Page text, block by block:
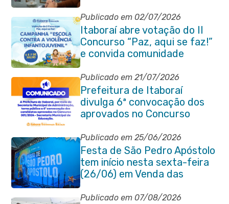
Publicado em 02/07/2026
Itaboraí abre votação do II
Concurso “Paz, aqui se faz!”
e convida comunidade
Publicado em 21/07/2026
Prefeitura de Itaboraí
divulga 6ª convocação dos
aprovados no Concurso
Educação
Publicado em 25/06/2026
Festa de São Pedro Apóstolo
tem início nesta sexta-feira
(26/06) em Venda das
Pedras
Publicado em 07/08/2026